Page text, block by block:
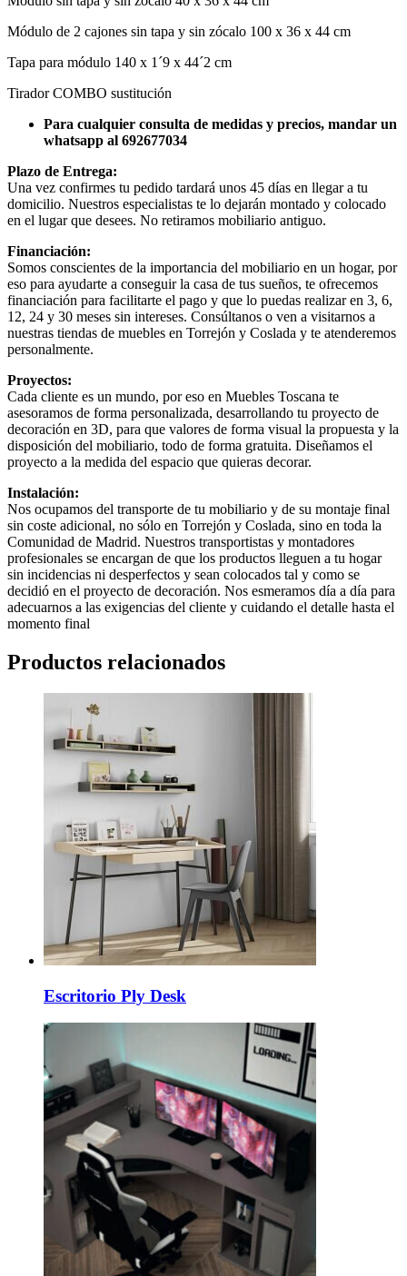
Módulo de 2 cajones sin tapa y sin zócalo 100 x 36 x 44 cm
Tapa para módulo 140 x 1´9 x 44´2 cm
Tirador COMBO sustitución
Para cualquier consulta de medidas y precios, mandar un
whatsapp al 692677034
Plazo de Entrega:
Una vez confirmes tu pedido tardará unos 45 días en llegar a tu
domicilio. Nuestros especialistas te lo dejarán montado y colocado
en el lugar que desees. No retiramos mobiliario antiguo.
Financiación:
Somos conscientes de la importancia del mobiliario en un hogar, por
eso para ayudarte a conseguir la casa de tus sueños, te ofrecemos
financiación para facilitarte el pago y que lo puedas realizar en 3, 6,
12, 24 y 30 meses sin intereses. Consúltanos o ven a visitarnos a
nuestras tiendas de muebles en Torrejón y Coslada y te atenderemos
personalmente.
Proyectos:
Cada cliente es un mundo, por eso en Muebles Toscana te
asesoramos de forma personalizada, desarrollando tu proyecto de
decoración en 3D, para que valores de forma visual la propuesta y la
disposición del mobiliario, todo de forma gratuita. Diseñamos el
proyecto a la medida del espacio que quieras decorar.
Instalación:
Nos ocupamos del transporte de tu mobiliario y de su montaje final
sin coste adicional, no sólo en Torrejón y Coslada, sino en toda la
Comunidad de Madrid. Nuestros transportistas y montadores
profesionales se encargan de que los productos lleguen a tu hogar
sin incidencias ni desperfectos y sean colocados tal y como se
decidió en el proyecto de decoración. Nos esmeramos día a día para
adecuarnos a las exigencias del cliente y cuidando el detalle hasta el
momento final
Productos relacionados
Escritorio Ply Desk